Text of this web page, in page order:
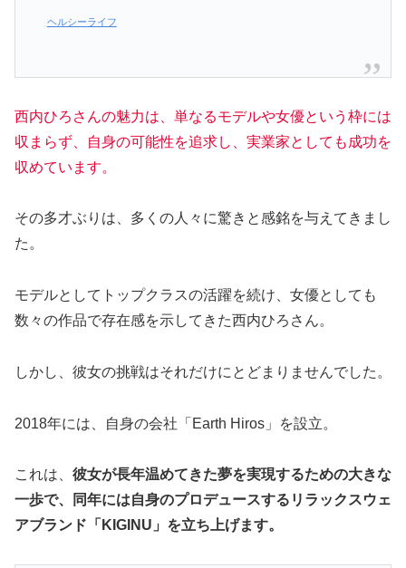
ヘルシーライフ
西内ひろさんの魅力は、単なるモデルや女優という枠には
収まらず、自身の可能性を追求し、実業家としても成功を
収めています。
その多才ぶりは、多くの人々に驚きと感銘を与えてきまし
た。
モデルとしてトップクラスの活躍を続け、女優としても
数々の作品で存在感を示してきた西内ひろさん。
しかし、彼女の挑戦はそれだけにとどまりませんでした。
2018年には、自身の会社「Earth Hiros」を設立。
これは、 彼女が長年温めてきた夢を実現するための大きな
一歩で、同年には自身のプロデュースするリラックスウェ
アブランド「KIGINU」を立ち上げます。